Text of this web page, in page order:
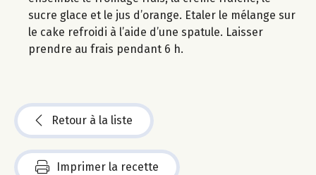
sucre glace et le jus d’orange. Etaler le mélange sur
le cake refroidi à l’aide d’une spatule. Laisser
prendre au frais pendant 6 h.
Retour à la liste
Imprimer la recette